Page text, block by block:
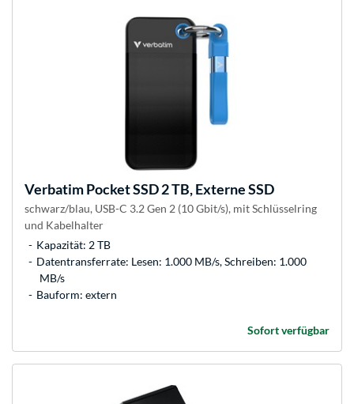
VerbatimPocket SSD 2 TB, Externe SSD
schwarz/blau, USB-C 3.2 Gen 2 (10 Gbit/s), mit Schlüsselring
und Kabelhalter
Kapazität: 2 TB
Datentransferrate: Lesen: 1.000 MB/s, Schreiben: 1.000
MB/s
Bauform: extern
Sofort verfügbar